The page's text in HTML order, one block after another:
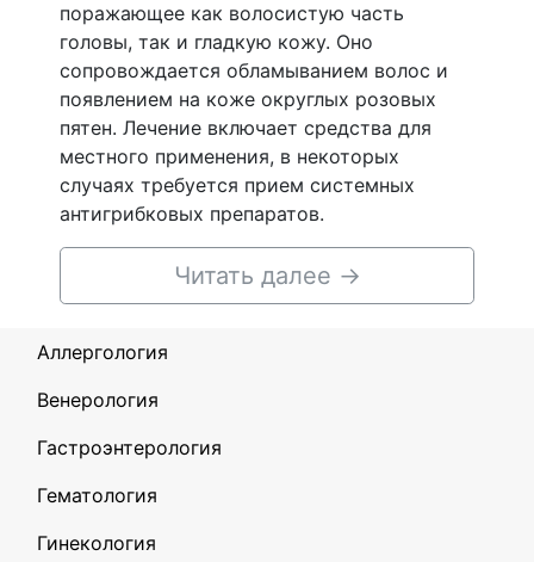
поражающее как волосистую часть
головы, так и гладкую кожу. Оно
сопровождается обламыванием волос и
появлением на коже округлых розовых
пятен. Лечение включает средства для
местного применения, в некоторых
случаях требуется прием системных
антигрибковых препаратов.
Читать далее →
Аллергология
Венерология
Гастроэнтерология
Гематология
Гинекология